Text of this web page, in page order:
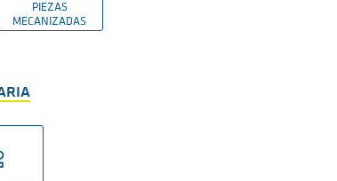
PIEZAS
MECANIZADAS